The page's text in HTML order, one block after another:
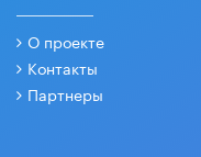
О проекте
Контакты
Партнеры